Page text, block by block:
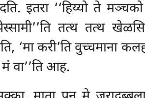
इतरा ‘‘हिय्यो ते
तत्थ तत्थ
‘मा करी’ति वुच्चमाना
वा’’ति आह.